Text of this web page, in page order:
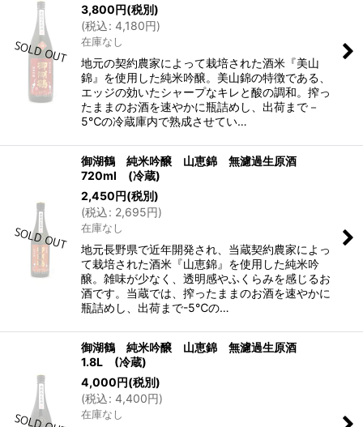
3,800円(税別)
(税込: 4,180円)
在庫なし
地元の契約農家によって栽培された酒米『美山
錦』を使用した純米吟醸。美山錦の特徴である、
エッジの効いたシャープなキレと酸の調和。搾っ
たままのお酒を速やかに瓶詰めし、出荷まで－
5℃の冷蔵庫内で熟成させてい…
御湖鶴 純米吟醸 山恵錦 無濾過生原酒
720ml (冷蔵)
2,450円(税別)
(税込: 2,695円)
在庫なし
地元長野県で近年開発され、当蔵契約農家によっ
て栽培された酒米『山恵錦』を使用した純米吟
醸。雑味が少なく、透明感やふくらみを感じるお
酒です。当蔵では、搾ったままのお酒を速やかに
瓶詰めし、出荷まで-5℃の…
御湖鶴 純米吟醸 山恵錦 無濾過生原酒
1.8L (冷蔵)
4,000円(税別)
(税込: 4,400円)
在庫なし